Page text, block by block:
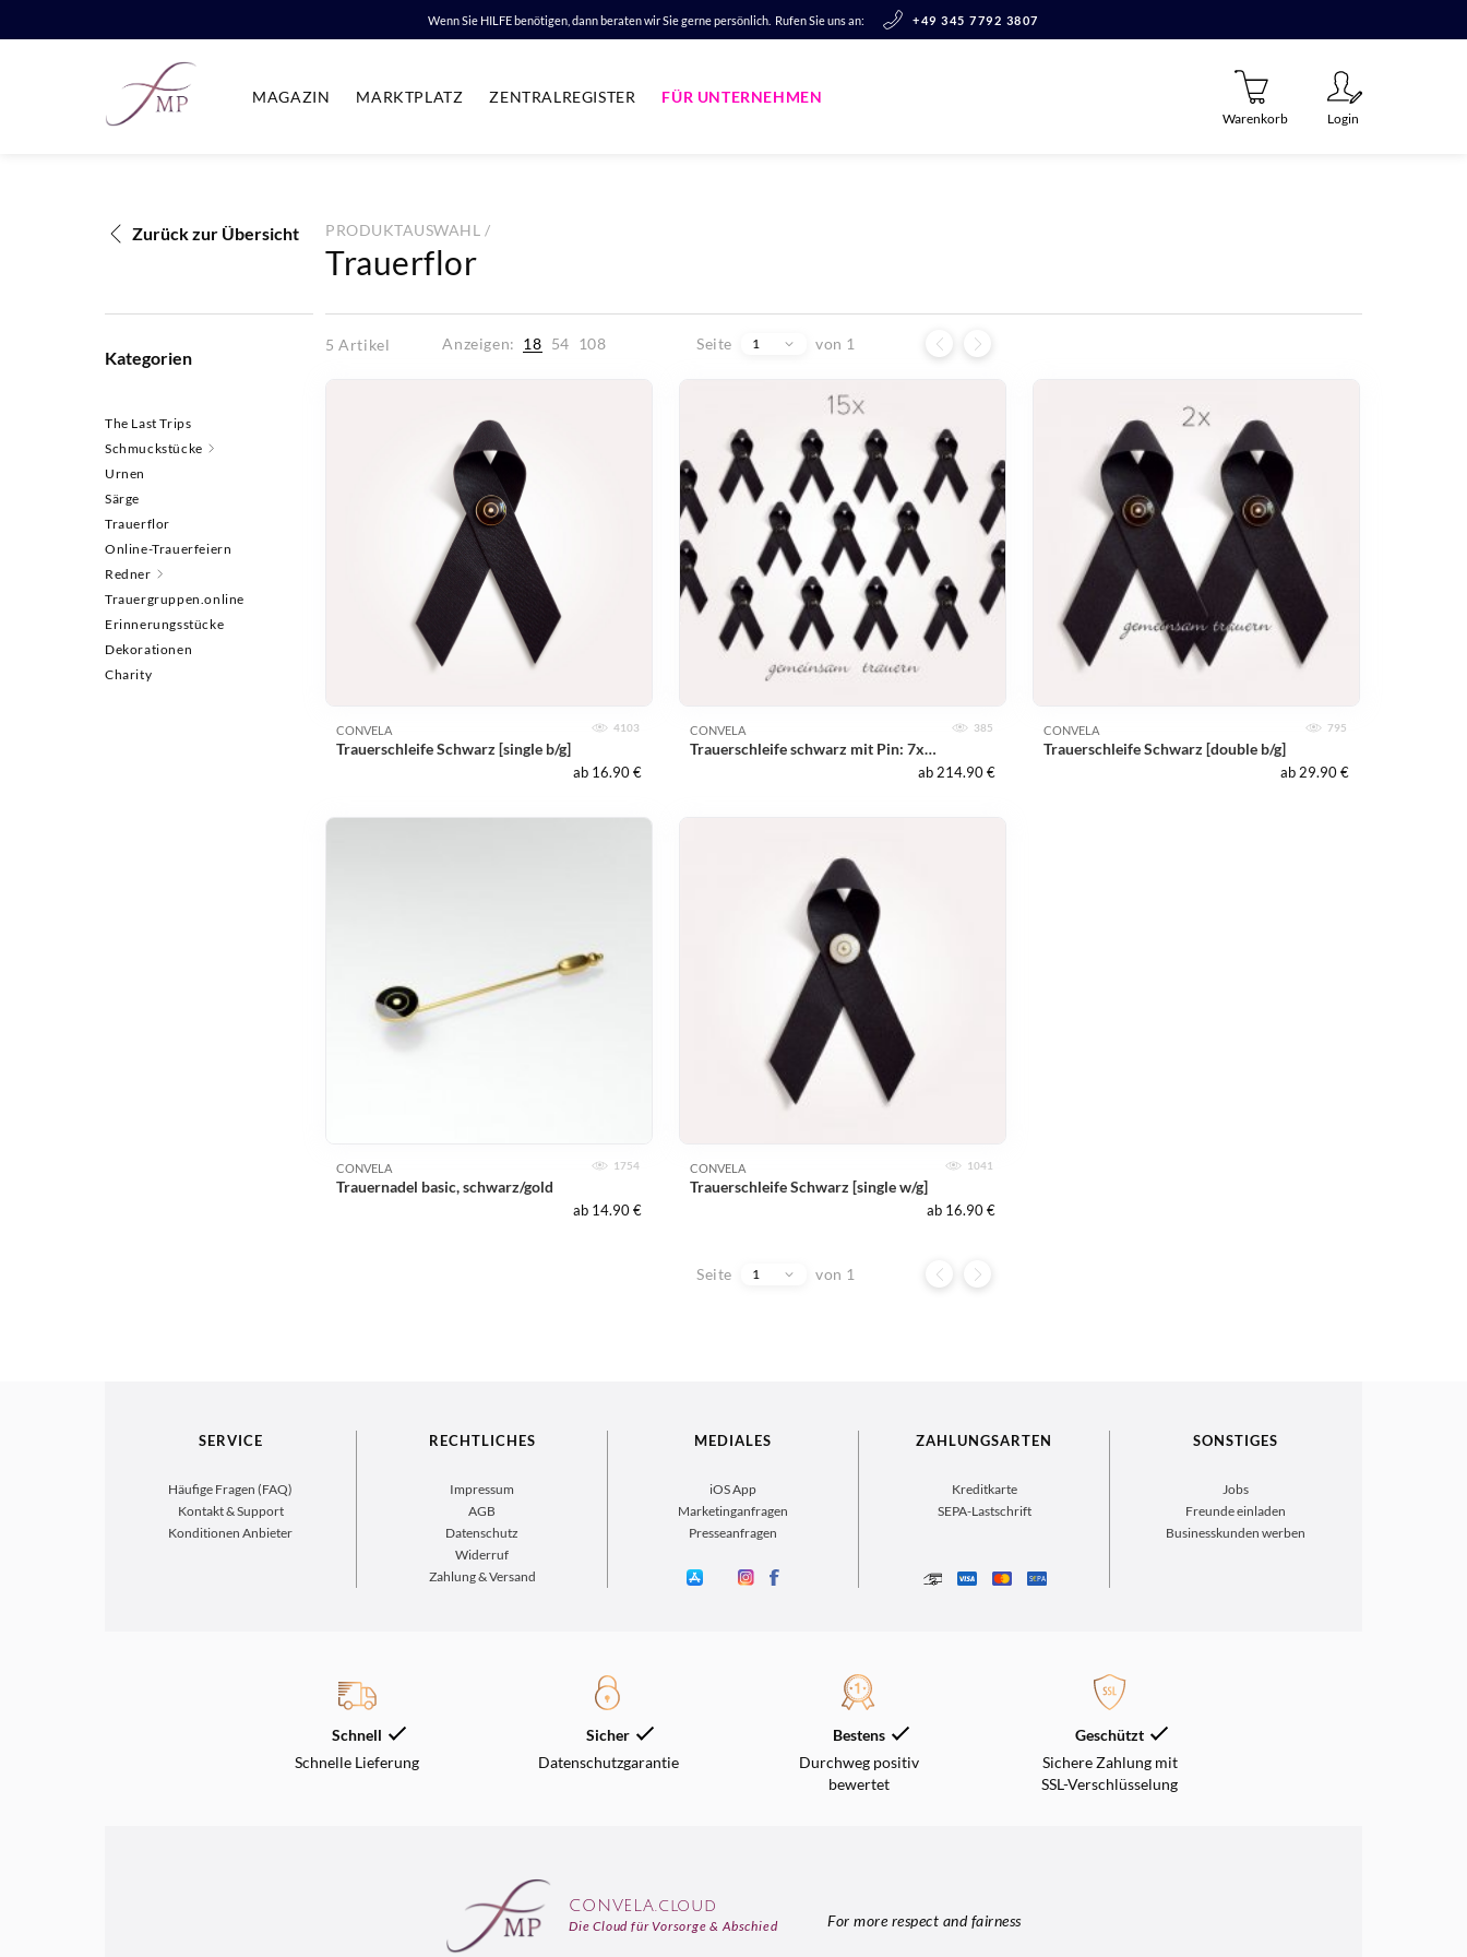
Wenn Sie HILFE benötigen, dann beraten wir Sie gerne persönlich. Rufen Sie uns an: +49 345 7792 3807
MAGAZIN MARKTPLATZ ZENTRALREGISTER FÜR UNTERNEHMEN
Warenkorb Login
Zurück zur Übersicht PRODUKTAUSWAHL /
Trauerflor
Kategorien
The Last Trips
Schmuckstücke
Urnen
Särge
Trauerflor
Online-Trauerfeiern
Redner
Trauergruppen.online
Erinnerungsstücke
Dekorationen
Charity
5 Artikel Anzeigen: 18 54 108 Seite 1 von 1
CONVELA
Trauerschleife Schwarz [single b/g]
4103
ab 16.90 €
CONVELA
Trauerschleife schwarz mit Pin: 7x schwarz/silber, 8x schwarz/gold
385
ab 214.90 €
CONVELA
Trauerschleife Schwarz [double b/g]
795
ab 29.90 €
CONVELA
Trauernadel basic, schwarz/gold
1754
ab 14.90 €
CONVELA
Trauerschleife Schwarz [single w/g]
1041
ab 16.90 €
Seite 1 von 1
SERVICE
Häufige Fragen (FAQ)
Kontakt & Support
Konditionen Anbieter
RECHTLICHES
Impressum
AGB
Datenschutz
Widerruf
Zahlung & Versand
MEDIALES
iOS App
Marketinganfragen
Presseanfragen
ZAHLUNGSARTEN
Kreditkarte
SEPA-Lastschrift
S€PA
SONSTIGES
Jobs
Freunde einladen
Businesskunden werben
Schnell
Schnelle Lieferung
Sicher
Datenschutzgarantie
Bestens
Durchweg positiv
bewertet
Geschützt
Sichere Zahlung mit
SSL-Verschlüsselung
CONVELA.cloud
Die Cloud für Vorsorge & Abschied For more respect and fairness